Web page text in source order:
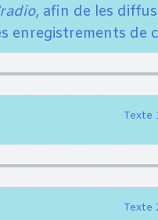
, afin de les
enregistrements de
Texte
Texte